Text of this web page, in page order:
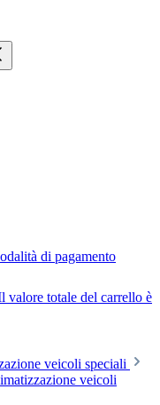
di pagamento
valore totale del carrello è
veicoli speciali
veicoli